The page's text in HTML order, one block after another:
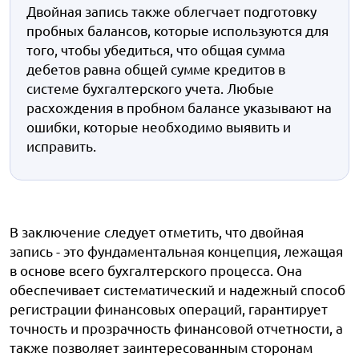
Двойная запись также облегчает подготовку
пробных балансов, которые используются для
того, чтобы убедиться, что общая сумма
дебетов равна общей сумме кредитов в
системе бухгалтерского учета. Любые
расхождения в пробном балансе указывают на
ошибки, которые необходимо выявить и
исправить.
В заключение следует отметить, что двойная
запись - это фундаментальная концепция, лежащая
в основе всего бухгалтерского процесса. Она
обеспечивает систематический и надежный способ
регистрации финансовых операций, гарантирует
точность и прозрачность финансовой отчетности, а
также позволяет заинтересованным сторонам